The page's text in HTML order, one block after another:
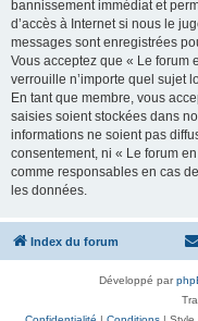
bannissement immédiat et
d’accès à Internet si nous le
messages sont enregistrées
Vous acceptez que « Le forum
verrouille n’importe quel sujet
En tant que membre, vous
saisies soient stockées dans
informations ne soient pas
consentement, ni « Le forum
comme responsables en cas
les données.
Index du forum
Développé par